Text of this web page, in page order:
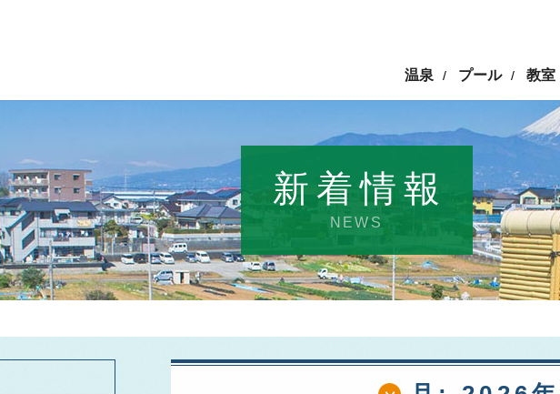
温泉 / プール / 教室
新着情報
NEWS